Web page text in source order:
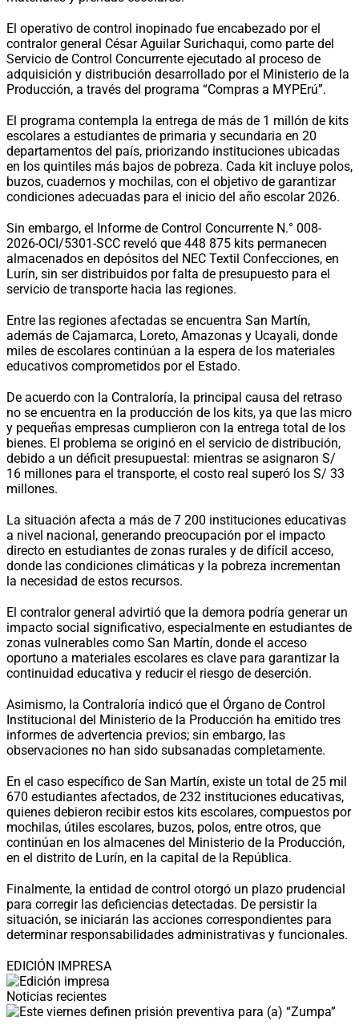
El operativo de control inopinado fue encabezado por el
contralor general César Aguilar Surichaqui, como parte del
Servicio de Control Concurrente ejecutado al proceso de
adquisición y distribución desarrollado por el Ministerio de la
Producción, a través del programa “Compras a MYPErú”.
El programa contempla la entrega de más de 1 millón de kits
escolares a estudiantes de primaria y secundaria en 20
departamentos del país, priorizando instituciones ubicadas
en los quintiles más bajos de pobreza. Cada kit incluye polos,
buzos, cuadernos y mochilas, con el objetivo de garantizar
condiciones adecuadas para el inicio del año escolar 2026.
Sin embargo, el Informe de Control Concurrente N.° 008-
2026-OCI/5301-SCC reveló que 448 875 kits permanecen
almacenados en depósitos del NEC Textil Confecciones, en
Lurín, sin ser distribuidos por falta de presupuesto para el
servicio de transporte hacia las regiones.
Entre las regiones afectadas se encuentra San Martín,
además de Cajamarca, Loreto, Amazonas y Ucayali, donde
miles de escolares continúan a la espera de los materiales
educativos comprometidos por el Estado.
De acuerdo con la Contraloría, la principal causa del retraso
no se encuentra en la producción de los kits, ya que las micro
y pequeñas empresas cumplieron con la entrega total de los
bienes. El problema se originó en el servicio de distribución,
debido a un déficit presupuestal: mientras se asignaron S/
16 millones para el transporte, el costo real superó los S/ 33
millones.
La situación afecta a más de 7 200 instituciones educativas
a nivel nacional, generando preocupación por el impacto
directo en estudiantes de zonas rurales y de difícil acceso,
donde las condiciones climáticas y la pobreza incrementan
la necesidad de estos recursos.
El contralor general advirtió que la demora podría generar un
impacto social significativo, especialmente en estudiantes de
zonas vulnerables como San Martín, donde el acceso
oportuno a materiales escolares es clave para garantizar la
continuidad educativa y reducir el riesgo de deserción.
Asimismo, la Contraloría indicó que el Órgano de Control
Institucional del Ministerio de la Producción ha emitido tres
informes de advertencia previos; sin embargo, las
observaciones no han sido subsanadas completamente.
En el caso específico de San Martín, existe un total de 25 mil
670 estudiantes afectados, de 232 instituciones educativas,
quienes debieron recibir estos kits escolares, compuestos por
mochilas, útiles escolares, buzos, polos, entre otros, que
continúan en los almacenes del Ministerio de la Producción,
en el distrito de Lurín, en la capital de la República.
Finalmente, la entidad de control otorgó un plazo prudencial
para corregir las deficiencias detectadas. De persistir la
situación, se iniciarán las acciones correspondientes para
determinar responsabilidades administrativas y funcionales.
EDICIÓN IMPRESA
Noticias recientes